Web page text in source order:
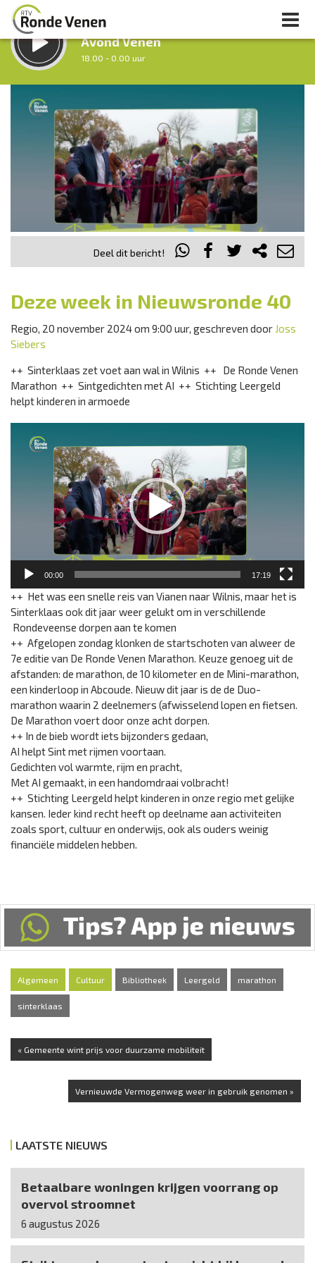
LUISTER LIVE:
Avond Venen
18.00 - 0.00 uur
Nacht van De Ronde Venen
0.00 - 7.00 uur
uur 1 van 0 Volgend uur
Inklappen
Deel dit bericht!
Deze week in Nieuwsronde 40
Regio, 20 november 2024 om 9:00 uur, geschreven door Joss
Siebers
++ Sinterklaas zet voet aan wal in Wilnis ++ De Ronde Venen
Marathon ++ Sintgedichten met AI ++ Stichting Leergeld
helpt kinderen in armoede
00:00 17:19
++ Het was een snelle reis van Vianen naar Wilnis, maar het is
Sinterklaas ook dit jaar weer gelukt om in verschillende
Rondeveense dorpen aan te komen
++ Afgelopen zondag klonken de startschoten van alweer de
7e editie van De Ronde Venen Marathon. Keuze genoeg uit de
afstanden: de marathon, de 10 kilometer en de Mini-marathon,
een kinderloop in Abcoude. Nieuw dit jaar is de de Duo-
marathon waarin 2 deelnemers (afwisselend lopen en fietsen.
De Marathon voert door onze acht dorpen.
++ In de bieb wordt iets bijzonders gedaan,
AI helpt Sint met rijmen voortaan.
Gedichten vol warmte, rijm en pracht,
Met AI gemaakt, in een handomdraai volbracht!
++ Stichting Leergeld helpt kinderen in onze regio met gelijke
kansen. Ieder kind recht heeft op deelname aan activiteiten
zoals sport, cultuur en onderwijs, ook als ouders weinig
financiële middelen hebben.
Algemeen Cultuur Bibliotheek Leergeld marathon
sinterklaas
« Gemeente wint prijs voor duurzame mobiliteit
Vernieuwde Vermogenweg weer in gebruik genomen »
LAATSTE NIEUWS
Betaalbare woningen krijgen voorrang op
overvol stroomnet
6 augustus 2026